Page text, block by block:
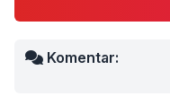
Komentar: